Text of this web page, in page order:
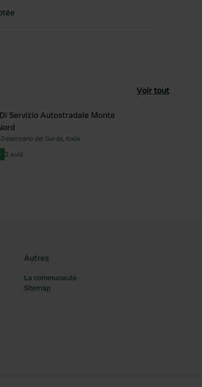
Voir tout
Servizio Autostradale Monte
•Desenzano del Garda, Italie
2 avis
Autres
La communauté
Sitemap